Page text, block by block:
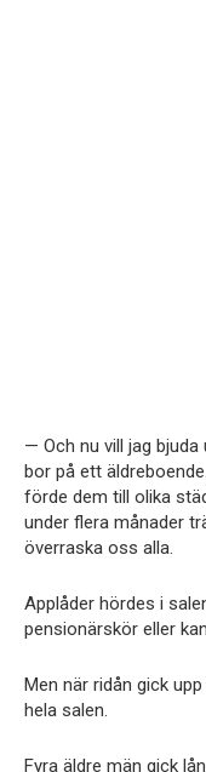
— Och nu vill jag
bor på ett
förde dem till olika
under flera månader
överraska oss alla.
Applåder hördes i
pensionärskör eller
Men när ridån gick
hela salen.
Fyra äldre män gick